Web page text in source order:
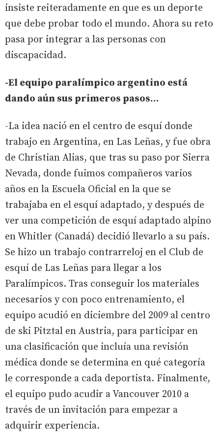
insiste reiteradamente en que es un deporte
que debe probar todo el mundo. Ahora su reto
pasa por integrar a las personas con
discapacidad.
-El equipo paralímpico argentino está
dando aún sus primeros pasos...
-La idea nació en el centro de esquí donde
trabajo en Argentina, en Las Leñas, y fue obra
de Christian Alias, que tras su paso por Sierra
Nevada, donde fuimos compañeros varios
años en la Escuela Oficial en la que se
trabajaba en el esquí adaptado, y después de
ver una competición de esquí adaptado alpino
en Whitler (Canadá) decidió llevarlo a su país.
Se hizo un trabajo contrarreloj en el Club de
esquí de Las Leñas para llegar a los
Paralímpicos. Tras conseguir los materiales
necesarios y con poco entrenamiento, el
equipo acudió en diciembre del 2009 al centro
de ski Pitztal en Austria, para participar en
una clasificación que incluía una revisión
médica donde se determina en qué categoría
le corresponde a cada deportista. Finalmente,
el equipo pudo acudir a Vancouver 2010 a
través de un invitación para empezar a
adquirir experiencia.